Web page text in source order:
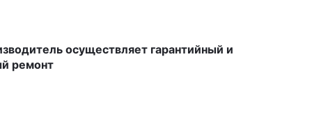
осуществляет гарантийный и
ремонт